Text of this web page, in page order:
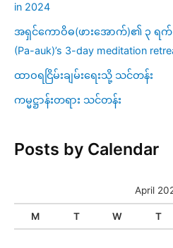
in 2024
အရှင်ကောဝိဓ(ဖားအောက်)၏ ၃ ရက် တ
(Pa-auk)’s 3-day meditation
ထာဝရငြိမ်းချမ်းရေးသို့ သင်တန်း
ကမ္မဋ္ဌာန်းတရား သင်တန်း
Posts by Calendar
April
M T W T